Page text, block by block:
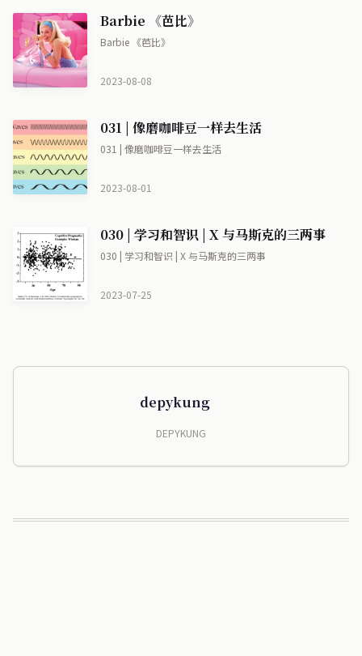
Barbie 《芭比》
Barbie 《芭比》
2023-08-08
031 | 像磨咖啡豆一样去生活
031 | 像磨咖啡豆一样去生活
2023-08-01
030 | 学习和智识 | X 与马斯克的三两事
030 | 学习和智识 | X 与马斯克的三两事
2023-07-25
depykung
DEPYKUNG